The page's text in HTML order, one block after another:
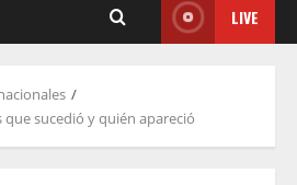
LIVE
que sucedió y quién apareció